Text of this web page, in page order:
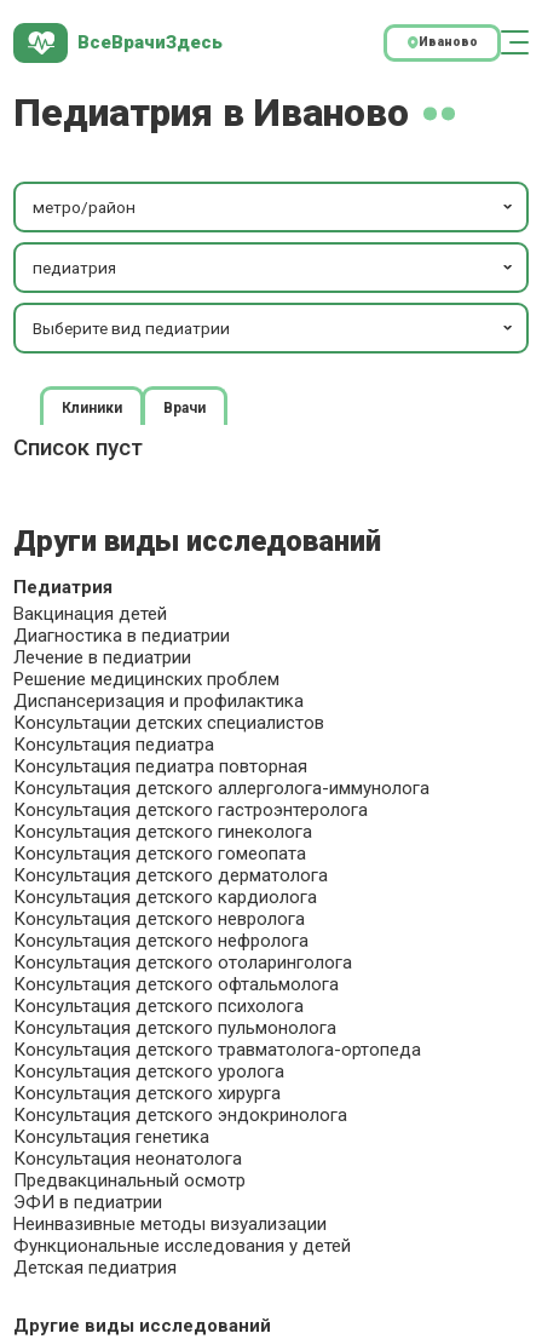
ВсеВрачиЗдесь Иваново
Педиатрия в Иваново
метро/район
педиатрия
Выберите вид педиатрии
Клиники Врачи
Список пуст
Други виды исследований
Педиатрия
Вакцинация детей
Диагностика в педиатрии
Лечение в педиатрии
Решение медицинских проблем
Диспансеризация и профилактика
Консультации детских специалистов
Консультация педиатра
Консультация педиатра повторная
Консультация детского аллерголога-иммунолога
Консультация детского гастроэнтеролога
Консультация детского гинеколога
Консультация детского гомеопата
Консультация детского дерматолога
Консультация детского кардиолога
Консультация детского невролога
Консультация детского нефролога
Консультация детского отоларинголога
Консультация детского офтальмолога
Консультация детского психолога
Консультация детского пульмонолога
Консультация детского травматолога-ортопеда
Консультация детского уролога
Консультация детского хирурга
Консультация детского эндокринолога
Консультация генетика
Консультация неонатолога
Предвакцинальный осмотр
ЭФИ в педиатрии
Неинвазивные методы визуализации
Функциональные исследования у детей
Детская педиатрия
Другие виды исследований